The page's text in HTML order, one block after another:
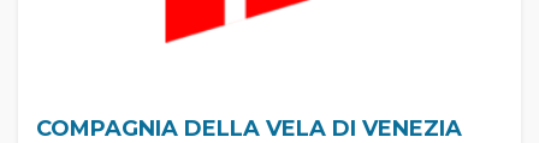
COMPAGNIA DELLA VELA DI VENEZIA